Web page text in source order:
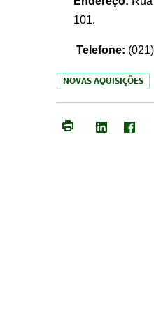
101.
Telefone:
NOVAS AQUISIÇÕES